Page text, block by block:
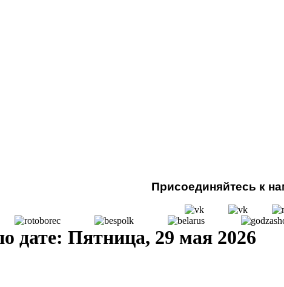
Присоединяйтесь к
дате: Пятница, 29 мая 2026